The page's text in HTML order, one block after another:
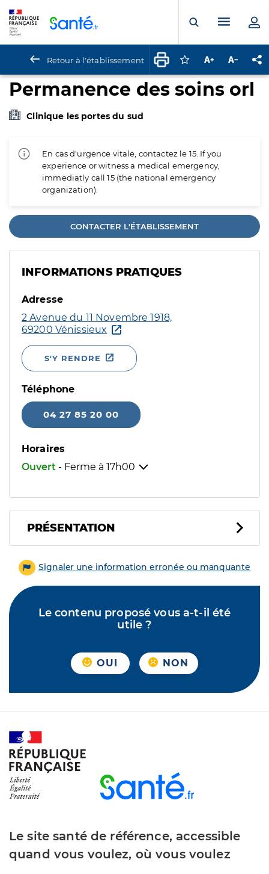
Ouvrir laMenu
Retour à l'établissement Connectez-vous
Augmenter la
Permanence des soins orl
Clinique les portes du sud
En cas d'urgence vitale, contactez le 15. If you
experience or witness a medical emergency,
immediatly call 15 (the national emergency
organization).
CONTACTER L'ÉTABLISSEMENT
INFORMATIONS PRATIQUES
Adresse
2 Avenue du 11 Novembre 1918,
69200 Vénissieux
S'Y RENDRE
Téléphone
04 27 85 20 00
Horaires
Ouvert - Ferme à 17h00
PRÉSENTATION
Signaler une information erronée ou manquante
Le contenu proposé vous a-t-il été
utile ?
OUI NON
Le site santé de référence, accessible
quand vous voulez, où vous voulez